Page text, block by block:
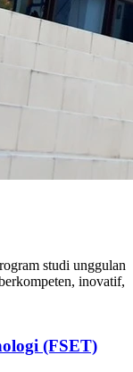
studi unggulan
inovatif,
(FSET)